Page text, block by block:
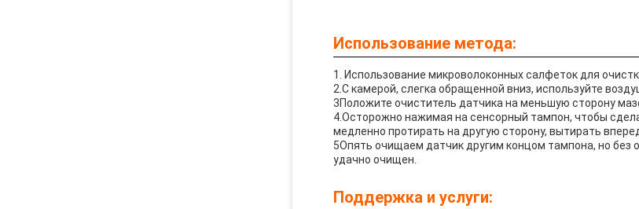
Использование метода:
1. Использование микроволоконных салфеток для
2.С камерой, слегка обращенной вниз, используйте
3Положите очиститель датчика на меньшую сторону
4.Осторожно нажимая на сенсорный тампон, чтобы
медленно протирать на другую сторону, вытирать
5Опять очищаем датчик другим концом тампона, но без
удачно очищен.
Поддержка и услуги: